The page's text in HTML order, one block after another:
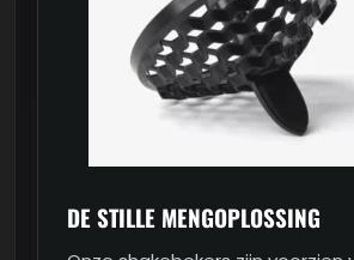
DE STILLE MENGOPLOSSING